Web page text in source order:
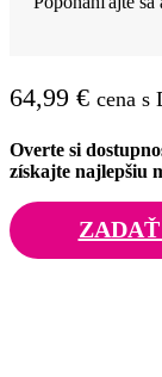
64,99 € cena s
Overte si
získajte najlepšiu